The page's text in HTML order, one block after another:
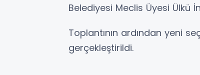
Belediyesi Meclis Üyesi Ülkü
Toplantının ardından yeni
gerçekleştirildi.